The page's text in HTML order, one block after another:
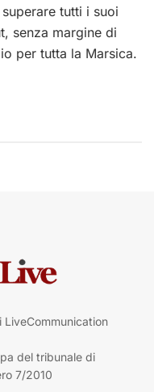
tutti i suoi
senza margine di
per tutta la Marsica.
LiveCommunication
del tribunale di
7/2010